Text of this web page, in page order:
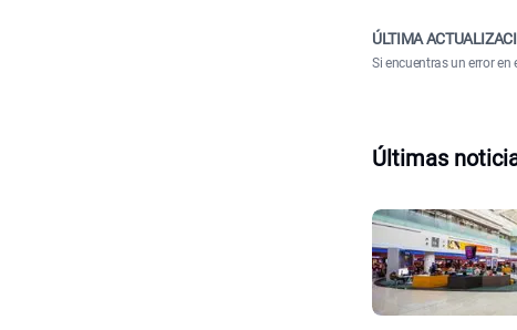
ÚLTIMA
Si encuentras un error
Últimas